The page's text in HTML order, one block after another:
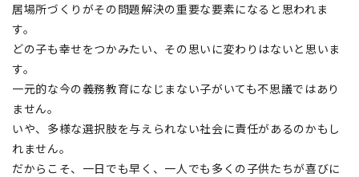
居場所づくりがその問題解決の重要な要素になると思われま
す。
どの子も幸せをつかみたい、その思いに変わりはないと思いま
す。
一元的な今の義務教育になじまない子がいても不思議ではあり
ません。
いや、多様な選択肢を与えられない社会に責任があるのかもし
れません。
だからこそ、一日でも早く、一人でも多くの子供たちが喜びに